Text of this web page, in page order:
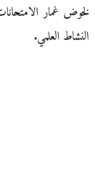
لخوض غمار
النشاط العلمي.